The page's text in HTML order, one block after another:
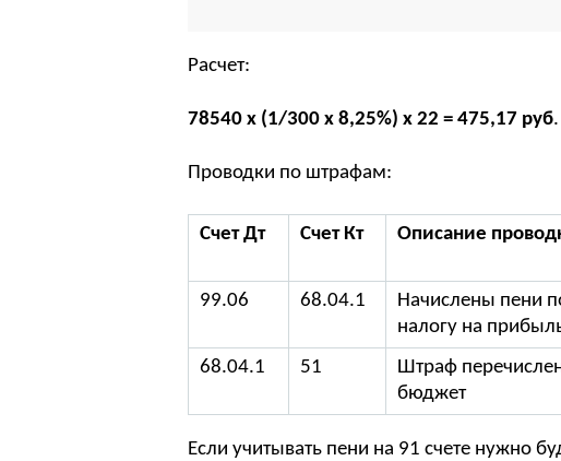
Расчет:
78540 х (1/300 х 8,25%) х 22 = 475,17 руб.
Проводки по штрафам:
Счет Дт Счет Кт Описание
99.06
68.04.1
Начислены пени
налогу на
68.04.1
51
Штраф
бюджет
Если учитывать пени на 91 счете нужно